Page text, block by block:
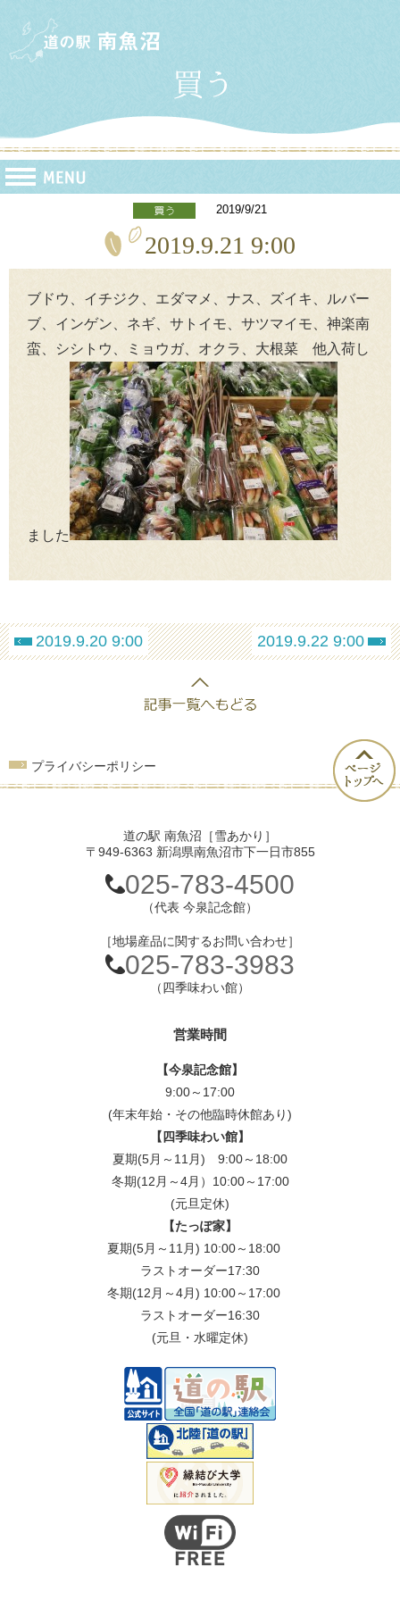
2019/9/21
2019.9.21 9:00
ブドウ、イチジク、エダマメ、ナス、ズイキ、ルバー
ブ、インゲン、ネギ、サトイモ、サツマイモ、神楽南
蛮、シシトウ、ミョウガ、オクラ、大根菜 他入荷し
ました
2019.9.20 9:00 2019.9.22 9:00
プライバシーポリシー
道の駅 南魚沼［雪あかり］
〒949-6363 新潟県南魚沼市下一日市855
025-783-4500
（代表 今泉記念館）
［地場産品に関するお問い合わせ］
025-783-3983
（四季味わい館）
営業時間
【今泉記念館】
9:00～17:00
(年末年始・その他臨時休館あり)
【四季味わい館】
夏期(5月～11月) 9:00～18:00
冬期(12月～4月）10:00～17:00
(元旦定休)
【たっぽ家】
夏期(5月～11月) 10:00～18:00
ラストオーダー17:30
冬期(12月～4月) 10:00～17:00
ラストオーダー16:30
(元旦・水曜定休)